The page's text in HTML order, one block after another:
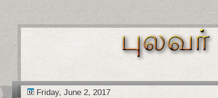
Friday, June 2, 2017